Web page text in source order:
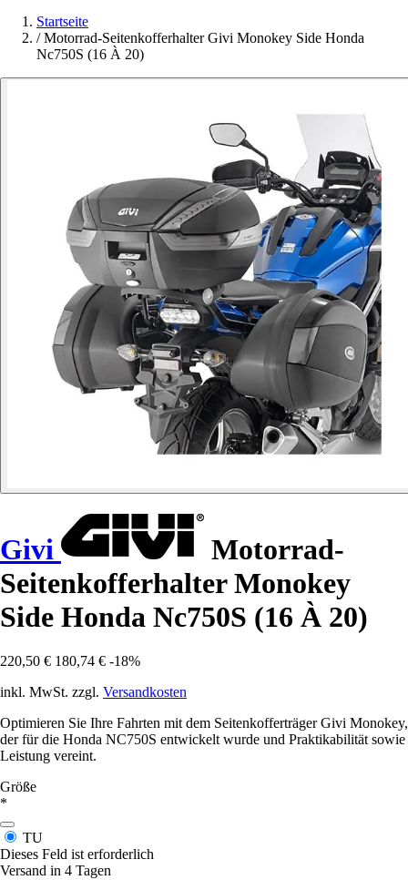
Startseite
/ Motorrad-Seitenkofferhalter Givi Monokey Side Honda
Nc750S (16 À 20)
Givi
Motorrad-
Seitenkofferhalter Monokey
Side Honda Nc750S (16 À 20)
220,50 € 180,74 € -18%
inkl. MwSt. zzgl. Versandkosten
Optimieren Sie Ihre Fahrten mit dem Seitenkofferträger Givi Monokey,
der für die Honda NC750S entwickelt wurde und Praktikabilität sowie
Leistung vereint.
Größe
*
TU
Dieses Feld ist erforderlich
Versand in 4 Tagen